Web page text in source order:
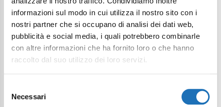
informazioni sul modo in cui utilizza il nostro sito con i
nostri partner che si occupano di analisi dei dati web,
pubblicità e social media, i quali potrebbero combinarle
con altre informazioni che ha fornito loro o che hanno
raccolto dal suo utilizzo dei loro servizi.
delNecessari
Continua a esplorare